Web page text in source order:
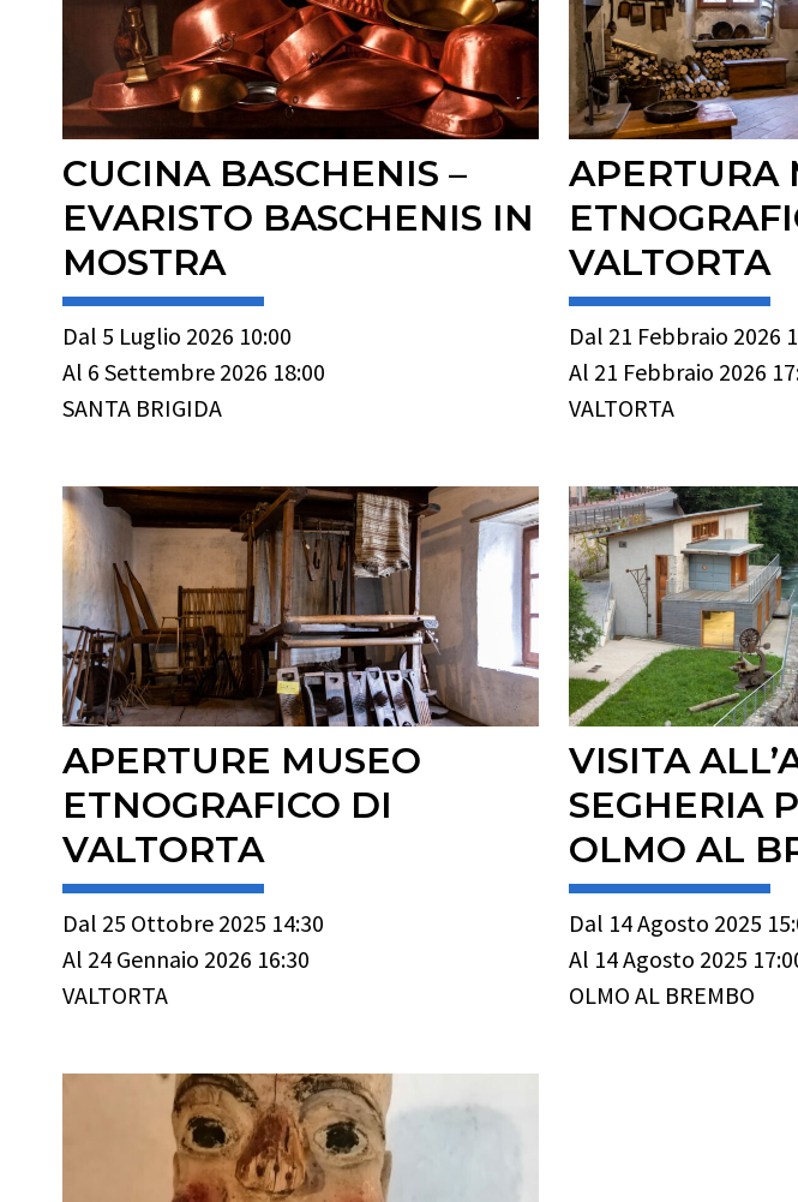
CUCINA BASCHENIS –
EVARISTO BASCHENIS IN
MOSTRA
Dal 5 Luglio 2026 10:00
Al 6 Settembre 2026 18:00
SANTA BRIGIDA
APERTURA
VALTORTA
Dal 21 Febbraio 2026
Al 21 Febbraio 2026
VALTORTA
APERTURE MUSEO
ETNOGRAFICO DI
VALTORTA
Dal 25 Ottobre 2025 14:30
Al 24 Gennaio 2026 16:30
VALTORTA
VISITA
SEGHERIA
OLMO AL
Dal 14 Agosto 2025
Al 14 Agosto 2025
OLMO AL BREMBO